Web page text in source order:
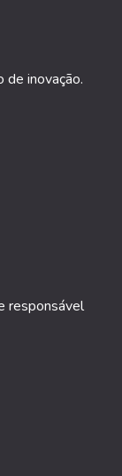
inovação.
responsável